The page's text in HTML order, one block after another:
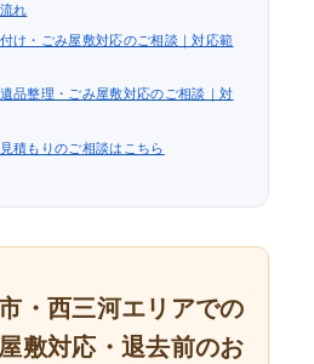
れ
け・ごみ屋敷対応のご相談｜対応範
品整理・ごみ屋敷対応のご相談｜対
積もりのご相談はこちら
・西三河エリアでの
敷対応・退去前のお